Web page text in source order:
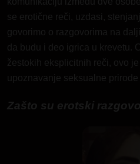
se erotične reči, uzdasi,
govorimo o razgovorima na
da budu i deo igrica u krevetu.
žestokih eksplicitnih reči, ovo je
upoznavanje seksualne
Zašto su erotski